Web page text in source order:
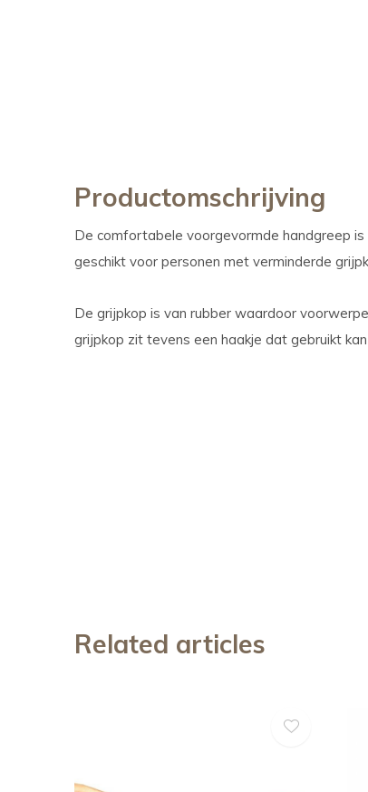
Productomschrijving
De comfortabele voorgevormde handgreep
geschikt voor personen met verminderde
De grijpkop is van rubber waardoor
grijpkop zit tevens een haakje dat gebruikt
Related articles